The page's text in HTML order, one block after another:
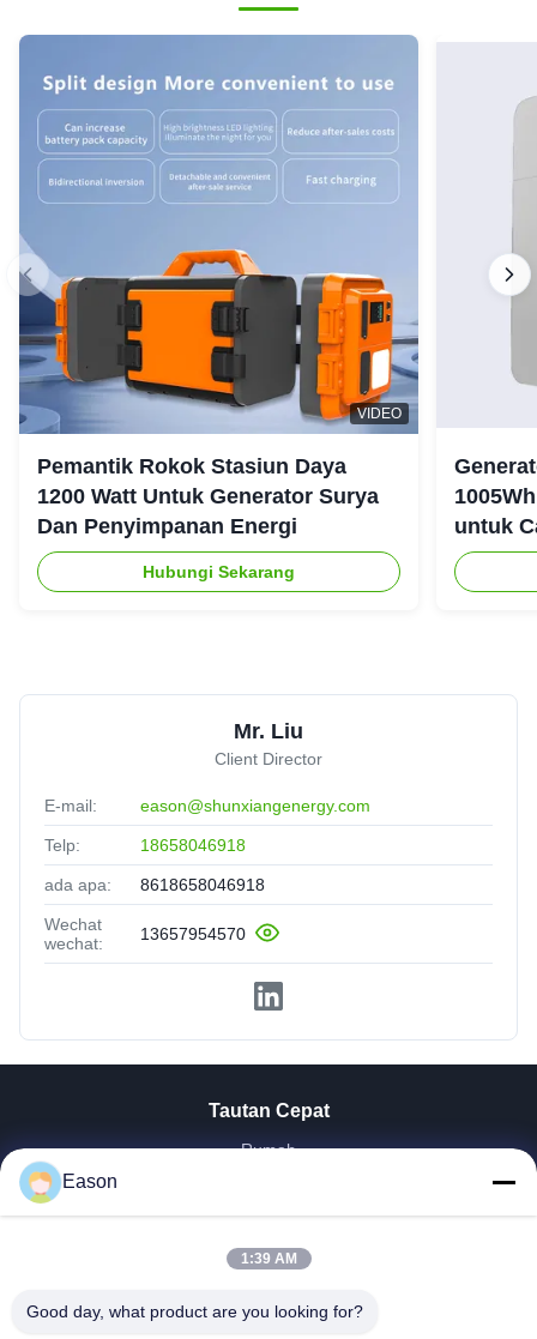
VIDEO
Pemantik Rokok Stasiun Daya
1200 Watt Untuk Generator Surya
Dan Penyimpanan Energi
Hubungi Sekarang
untuk
Mr. Liu
Client Director
E-mail: eason@shunxiangenergy.com
Telp: 18658046918
ada apa: 8618658046918
Wechat
wechat:
13657954570
Tautan Cepat
Rumah
Video
Wisata Pabrik
Kontrol Kualitas
Eason
1:39 AM
Good day, what product are you looking for?